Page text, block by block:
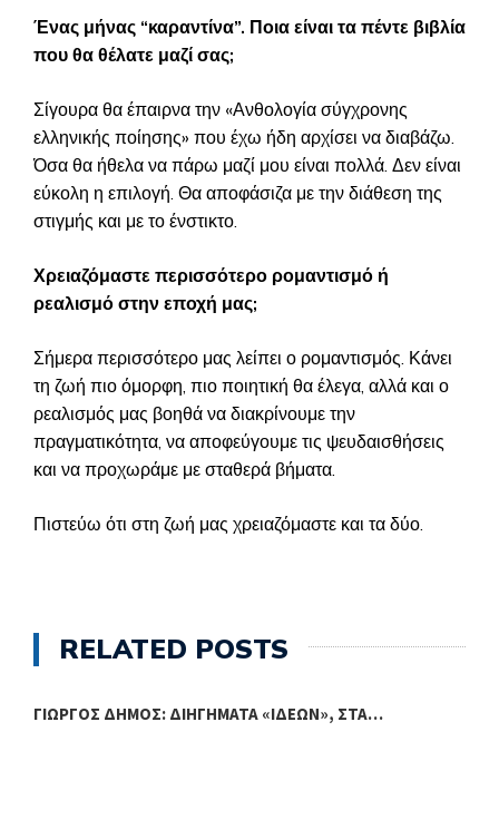
Ένας μήνας “καραντίνα”. Ποια είναι τα πέντε βιβλία
που θα θέλατε μαζί σας;
Σίγουρα θα έπαιρνα την «Ανθολογία σύγχρονης
ελληνικής ποίησης» που έχω ήδη αρχίσει να διαβάζω.
Όσα θα ήθελα να πάρω μαζί μου είναι πολλά. Δεν είναι
εύκολη η επιλογή. Θα αποφάσιζα με την διάθεση της
στιγμής και με το ένστικτο.
Χρειαζόμαστε περισσότερο ρομαντισμό ή
ρεαλισμό στην εποχή μας;
Σήμερα περισσότερο μας λείπει ο ρομαντισμός. Κάνει
τη ζωή πιο όμορφη, πιο ποιητική θα έλεγα, αλλά και ο
ρεαλισμός μας βοηθά να διακρίνουμε την
πραγματικότητα, να αποφεύγουμε τις ψευδαισθήσεις
και να προχωράμε με σταθερά βήματα.
Πιστεύω ότι στη ζωή μας χρειαζόμαστε και τα δύο.
RELATED POSTS
ΓΙΏΡΓΟΣ ΔΉΜΟΣ: ΔΙΗΓΉΜΑΤΑ «ΙΔΕΏΝ», ΣΤΑ…